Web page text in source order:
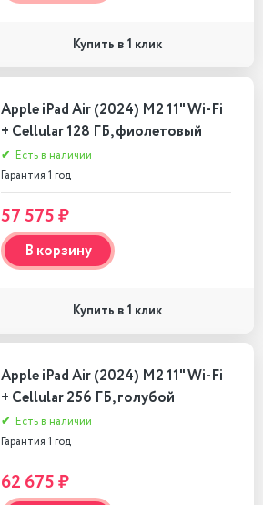
Купить в 1 клик
Apple iPad Air (2024) M2 11" Wi-Fi
+ Cellular 128 ГБ, фиолетовый
✔ Есть в наличии
Гарантия 1 год
57 575 ₽
В корзину
Купить в 1 клик
Apple iPad Air (2024) M2 11" Wi-Fi
+ Cellular 256 ГБ, голубой
✔ Есть в наличии
Гарантия 1 год
62 675 ₽